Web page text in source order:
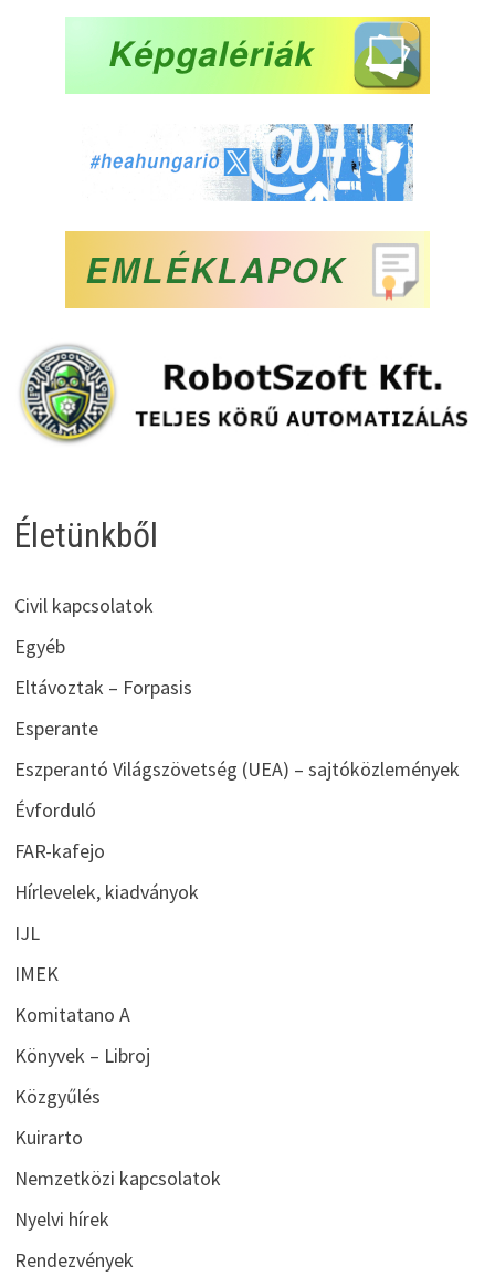
Életünkből
Civil kapcsolatok
Egyéb
Eltávoztak – Forpasis
Esperante
Eszperantó Világszövetség (UEA) – sajtóközlemények
Évforduló
FAR-kafejo
Hírlevelek, kiadványok
IJL
IMEK
Komitatano A
Könyvek – Libroj
Közgyűlés
Kuirarto
Nemzetközi kapcsolatok
Nyelvi hírek
Rendezvények